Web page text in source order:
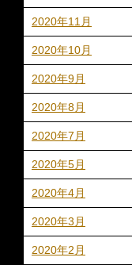
2020年11月
2020年10月
2020年9月
2020年8月
2020年7月
2020年5月
2020年4月
2020年3月
2020年2月